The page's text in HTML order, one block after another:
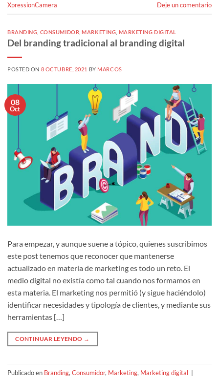
XpressionCamera
Deje un comentario
BRANDING CONSUMIDOR ,MARKETING MARKETING DIGITAL
Del branding tradicional al branding digital
POSTED ON 8 OCTUBRE, 2021 BY MARCOS
08
Oct
Para empezar, y aunque suene a tópico, quienes suscribimos
este post tenemos que reconocer que mantenerse
actualizado en materia de marketing es todo un reto. El
medio digital no existía como tal cuando nos formamos en
esta materia. El marketing nos permitió (y sigue haciéndolo)
identificar necesidades y tipología de clientes, y mediante sus
herramientas […]
CONTINUAR LEYENDO →
Publicado en Branding, Consumidor, Marketing, Marketing digital |